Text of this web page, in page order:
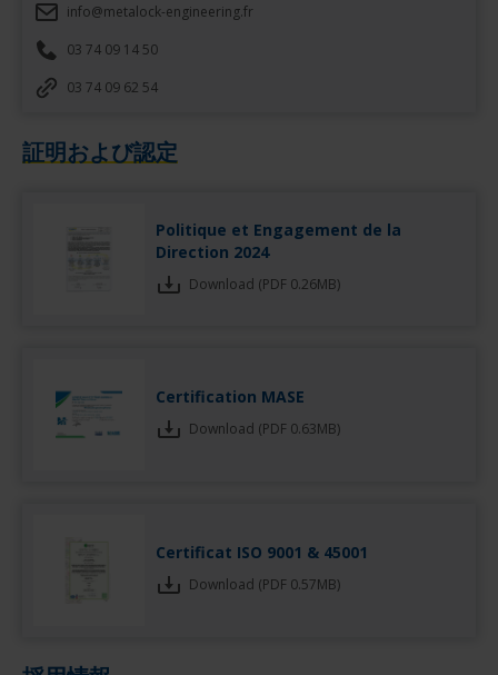
info@metalock-engineering.fr
03 74 09 14 50
03 74 09 62 54
証明および認定
Politique et Engagement de la
Direction 2024
Download (PDF 0.26MB)
Certification MASE
Download (PDF 0.63MB)
Certificat ISO 9001 & 45001
Download (PDF 0.57MB)